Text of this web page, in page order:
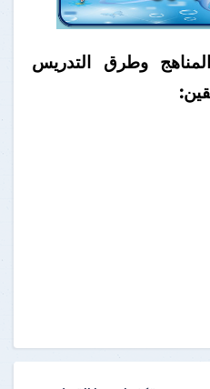
وطرق التدريس